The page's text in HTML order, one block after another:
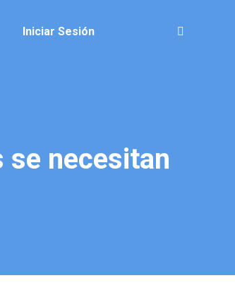
Iniciar Sesión Buscar:
se necesitan